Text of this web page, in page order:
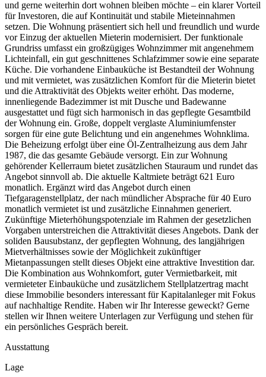
und gerne weiterhin dort wohnen bleiben möchte – ein klarer Vorteil
für Investoren, die auf Kontinuität und stabile Mieteinnahmen
setzen. Die Wohnung präsentiert sich hell und freundlich und wurde
vor Einzug der aktuellen Mieterin modernisiert. Der funktionale
Grundriss umfasst ein großzügiges Wohnzimmer mit angenehmem
Lichteinfall, ein gut geschnittenes Schlafzimmer sowie eine separate
Küche. Die vorhandene Einbauküche ist Bestandteil der Wohnung
und mit vermietet, was zusätzlichen Komfort für die Mieterin bietet
und die Attraktivität des Objekts weiter erhöht. Das moderne,
innenliegende Badezimmer ist mit Dusche und Badewanne
ausgestattet und fügt sich harmonisch in das gepflegte Gesamtbild
der Wohnung ein. Große, doppelt verglaste Aluminiumfenster
sorgen für eine gute Belichtung und ein angenehmes Wohnklima.
Die Beheizung erfolgt über eine Öl-Zentralheizung aus dem Jahr
1987, die das gesamte Gebäude versorgt. Ein zur Wohnung
gehörender Kellerraum bietet zusätzlichen Stauraum und rundet das
Angebot sinnvoll ab. Die aktuelle Kaltmiete beträgt 621 Euro
monatlich. Ergänzt wird das Angebot durch einen
Tiefgaragenstellplatz, der nach mündlicher Absprache für 40 Euro
monatlich vermietet ist und zusätzliche Einnahmen generiert.
Zukünftige Mieterhöhungspotenziale im Rahmen der gesetzlichen
Vorgaben unterstreichen die Attraktivität dieses Angebots. Dank der
soliden Bausubstanz, der gepflegten Wohnung, des langjährigen
Mietverhältnisses sowie der Möglichkeit zukünftiger
Mietanpassungen stellt dieses Objekt eine attraktive Investition dar.
Die Kombination aus Wohnkomfort, guter Vermietbarkeit, mit
vermieteter Einbauküche und zusätzlichem Stellplatzertrag macht
diese Immobilie besonders interessant für Kapitalanleger mit Fokus
auf nachhaltige Rendite. Haben wir Ihr Interesse geweckt? Gerne
stellen wir Ihnen weitere Unterlagen zur Verfügung und stehen für
ein persönliches Gespräch bereit.
Ausstattung
Lage